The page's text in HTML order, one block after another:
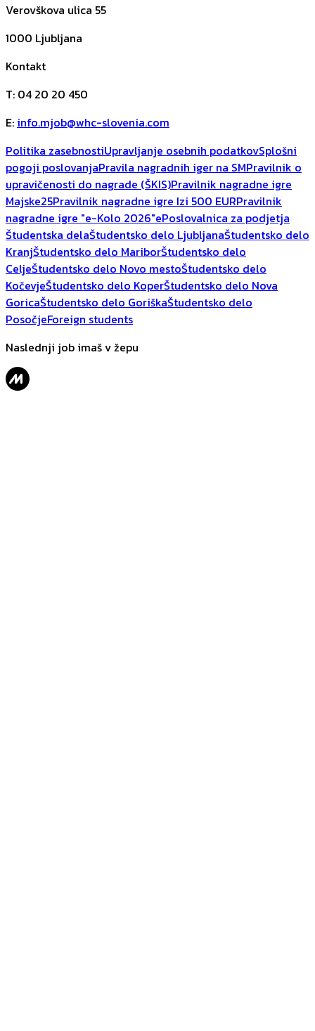
Verovškova ulica 55
1000 Ljubljana
Kontakt
T: 04 20 20 450
E: info.mjob@whc-slovenia.com
Politika zasebnostiUpravljanje osebnih podatkovSplošni
pogoji poslovanjaPravila nagradnih iger na SMPravilnik o
upravičenosti do nagrade (ŠKIS)Pravilnik nagradne igre
Majske25Pravilnik nagradne igre Izi 500 EURPravilnik
nagradne igre "e-Kolo 2026"ePoslovalnica za podjetja
Študentska delaŠtudentsko delo LjubljanaŠtudentsko delo
KranjŠtudentsko delo MariborŠtudentsko delo
CeljeŠtudentsko delo Novo mestoŠtudentsko delo
KočevjeŠtudentsko delo KoperŠtudentsko delo Nova
GoricaŠtudentsko delo GoriškaŠtudentsko delo
PosočjeForeign students
Naslednji job imaš v žepu